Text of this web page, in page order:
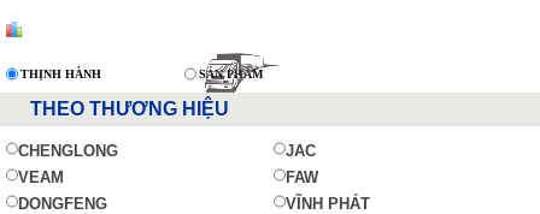
THỊNH HÀNH SẢN PHẨM
THEO THƯƠNG HIỆU
CHENGLONG
JAC
VEAM
FAW
DONGFENG
VĨNH PHÁT